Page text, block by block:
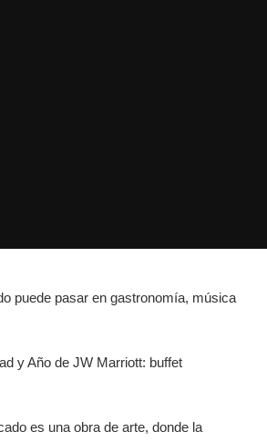
puede pasar en gastronomía, música
y Año de JW Marriott: buffet
es una obra de arte, donde la